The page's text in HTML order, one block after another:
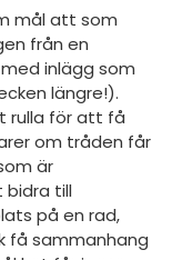
mål att som
från en
inlägg som
längre!).
rulla för att få
om tråden får
är
till
på en rad,
få sammanhang